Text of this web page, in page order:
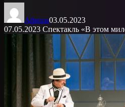
Афиша03.05.2023
07.05.2023 Спектакль «В этом